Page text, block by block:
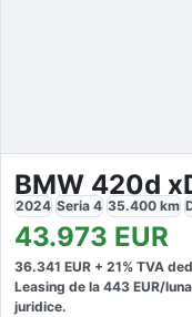
BMW 420d
2024 Seria 4 35.400 km
43.973 EUR
36.341 EUR + 21% TVA
Leasing de la 443 EUR/luna
juridice.